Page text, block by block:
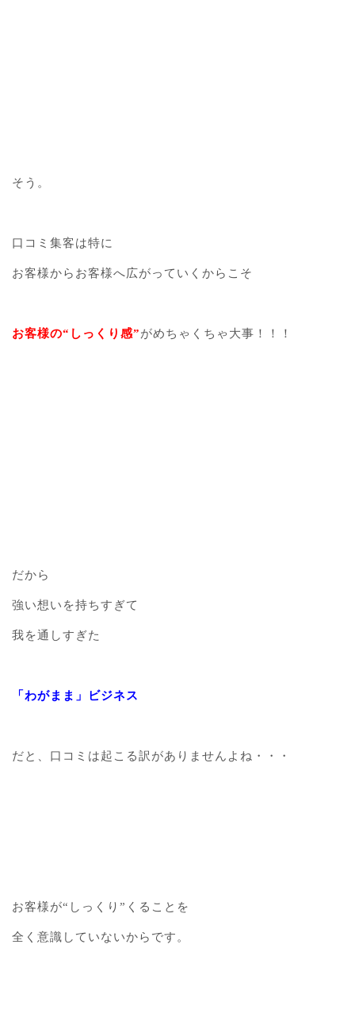
そう。
口コミ集客は特に
お客様からお客様へ広がっていくからこそ
お客様の“しっくり感”がめちゃくちゃ大事！！！
だから
強い想いを持ちすぎて
我を通しすぎた
「わがまま」ビジネス
だと、口コミは起こる訳がありませんよね・・・
お客様が“しっくり”くることを
全く意識していないからです。